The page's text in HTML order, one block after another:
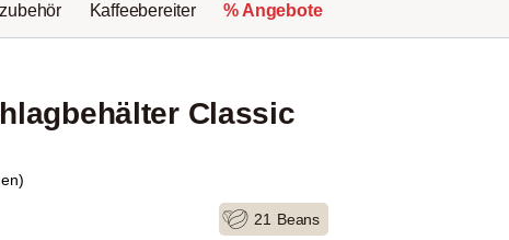
Kaffeebereiter % Angebote
Classic
21 Beans